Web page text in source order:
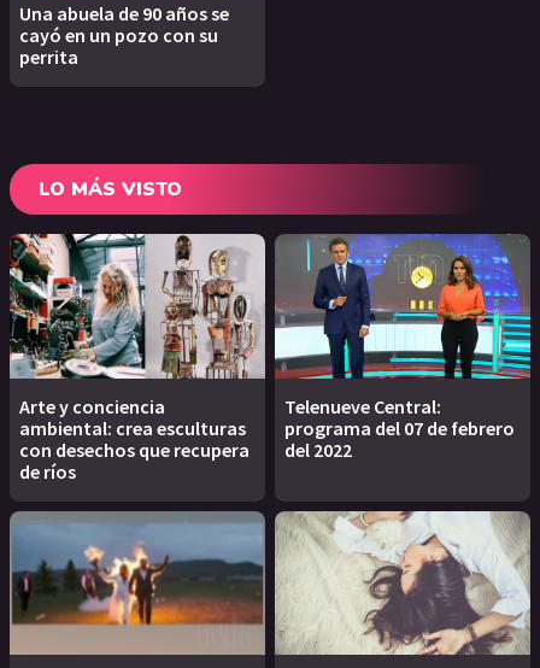
Una abuela de 90 años se
cayó en un pozo con su
perrita
LO MÁS VISTO
Arte y conciencia
ambiental: crea esculturas
con desechos que recupera
de ríos
Telenueve Central:
programa del 07 de febrero
del 2022